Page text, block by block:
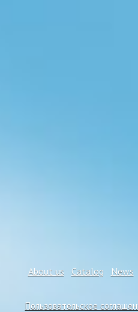
About us Catalog News
Пользовательское